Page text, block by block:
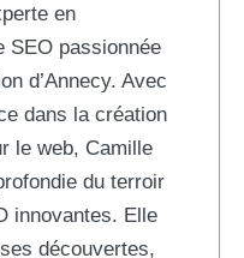
en
SEO passionnée
d’Annecy. Avec
dans la création
le web, Camille
du terroir
innovantes. Elle
découvertes,